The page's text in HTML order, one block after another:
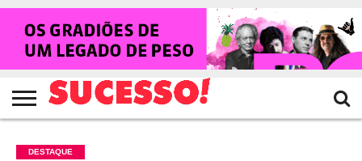
HOME
NOTÍCIAS
SHOWS
ENTREVISTAS
CLIQUES
RANKING
CROWLEY
TV
SUCESSO!
REVISTA
SUCESSO!
DESTAQUE